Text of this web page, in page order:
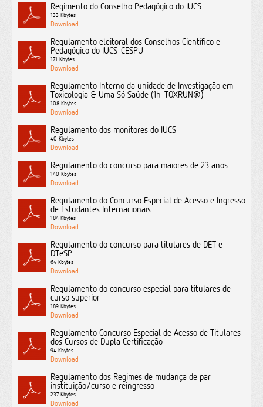
Regimento do Conselho Pedagógico do IUCS
133 Kbytes
Regulamento eleitoral dos Conselhos Científico e
Pedagógico do IUCS-CESPU
171 Kbytes
Regulamento Interno da unidade de Investigação em
Toxicologia & Uma Só Saúde (1h-TOXRUN®)
108 Kbytes
Regulamento dos monitores do IUCS
40 Kbytes
Regulamento do concurso para maiores de 23 anos
140 Kbytes
Regulamento do Concurso Especial de Acesso e Ingresso
de Estudantes Internacionais
184 Kbytes
Regulamento do concurso para titulares de DET e
DTeSP
64 Kbytes
Regulamento do concurso especial para titulares de
curso superior
189 Kbytes
Regulamento Concurso Especial de Acesso de Titulares
dos Cursos de Dupla Certificação
94 Kbytes
Regulamento dos Regimes de mudança de par
instituição/curso e reingresso
237 Kbytes